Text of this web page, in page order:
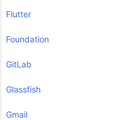
Flutter
Foundation
GitLab
Glassfish
Gmail